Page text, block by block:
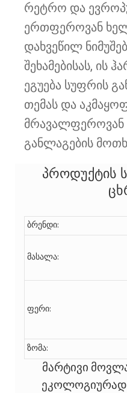
რეტრო და
ერთფეროვან
დახვეწილ
შეხამებისას, ის
ეგუება სუფრის
თემას და
მრავალფეროვან
განლაგების
პროდუქტის
ბრენდი:
მასალა:
ფერი:
ზომა:
მარტივი
ეკოლოგიურად